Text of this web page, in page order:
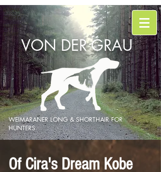
alleva
mento
weima
raner
VON DER GRAU
WEIMARANER LONG & SHORTHAIR FOR
HUNTERS
Of Cira's Dream Kobe